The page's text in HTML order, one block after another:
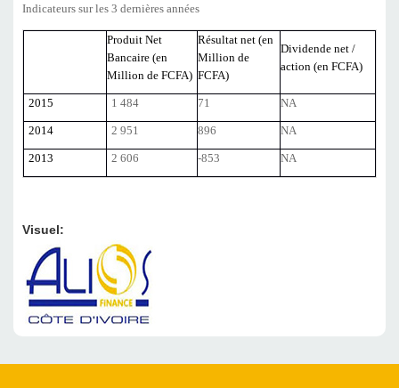
Indicateurs sur les 3 dernières années
Produit Net
Bancaire (en
Million de FCFA)
Résultat net (en
Million de
FCFA)
Dividende net /
action (en FCFA)
2015 1 484 71 NA
2014 2 951 896 NA
2013 2 606 -853 NA
Visuel: